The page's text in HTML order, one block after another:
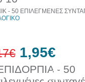
38%
έκπτωση
- 50 ΕΠΙΛΕΓΜΕΝΕΣ
1,95€